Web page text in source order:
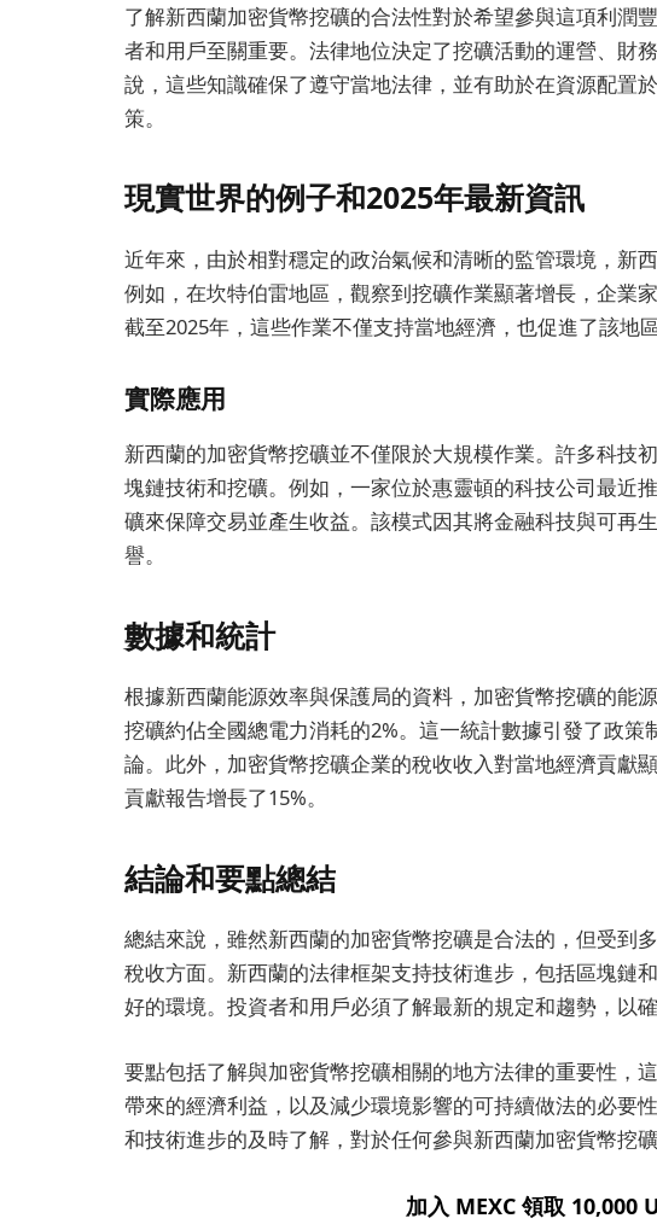
了解新西蘭加密貨幣挖礦的合法性對於希望參與這項利潤
者和用戶至關重要。法律地位決定了挖礦活動的運營、財
說，這些知識確保了遵守當地法律，並有助於在資源配置
策。
現實世界的例子和2025年最新資訊
近年來，由於相對穩定的政治氣候和清晰的監管環境，新
例如，在坎特伯雷地區，觀察到挖礦作業顯著增長，企業
截至2025年，這些作業不僅支持當地經濟，也促進了該地
實際應用
新西蘭的加密貨幣挖礦並不僅限於大規模作業。許多科技
塊鏈技術和挖礦。例如，一家位於惠靈頓的科技公司最近
礦來保障交易並產生收益。該模式因其將金融科技與可再
譽。
數據和統計
根據新西蘭能源效率與保護局的資料，加密貨幣挖礦的能
挖礦約佔全國總電力消耗的2%。這一統計數據引發了政
論。此外，加密貨幣挖礦企業的稅收收入對當地經濟貢獻
貢獻報告增長了15%。
結論和要點總結
總結來說，雖然新西蘭的加密貨幣挖礦是合法的，但受到
稅收方面。新西蘭的法律框架支持技術進步，包括區塊鏈
好的環境。投資者和用戶必須了解最新的規定和趨勢，以
要點包括了解與加密貨幣挖礦相關的地方法律的重要性，
帶來的經濟利益，以及減少環境影響的可持續做法的必要
和技術進步的及時了解，對於任何參與新西蘭加密貨幣挖
加入 MEXC 領取 10,000